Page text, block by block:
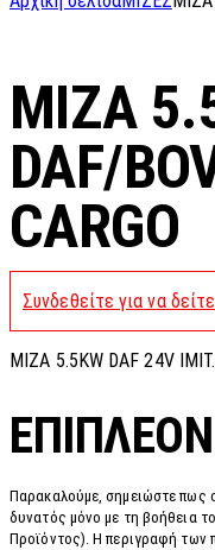
MIZA
DAF/
CARGO
Συνδεθείτε για να
MIZA 5.5KW DAF 24V IMIT.
Παρακαλούμε, σημειώστε πως
δυνατός μόνο με τη βοήθεια
Προϊόντος). Η περιγραφή των